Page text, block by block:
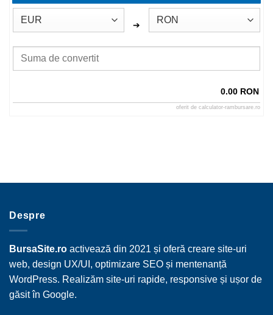
➔
0.00 RON
oferit decalculator-rambursare.ro
Despre
BursaSite.ro activează din 2021 și oferă creare site-uri
web, design UX/UI, optimizare SEO și mentenanță
WordPress. Realizăm site-uri rapide, responsive și ușor de
găsit în Google.